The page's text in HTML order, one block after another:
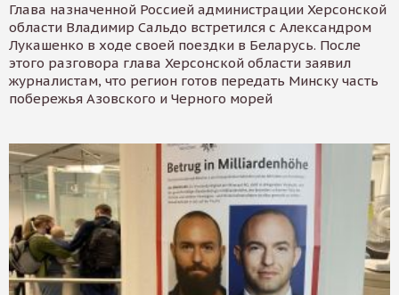
Глава назначенной Россией администрации Херсонской
области Владимир Сальдо встретился с Александром
Лукашенко в ходе своей поездки в Беларусь. После
этого разговора глава Херсонской области заявил
журналистам, что регион готов передать Минску часть
побережья Азовского и Черного морей